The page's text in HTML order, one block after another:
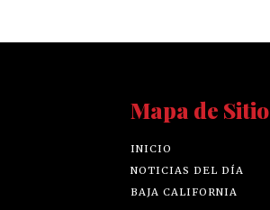
Mapa de Sitio
INICIO
NOTICIAS DEL DÍA
BAJA CALIFORNIA